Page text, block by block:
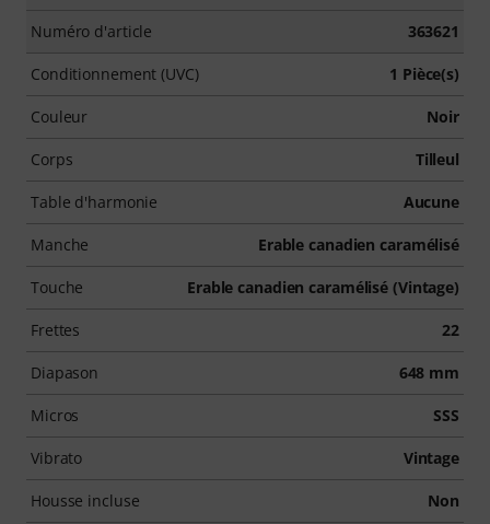
Numéro d'article 363621
Conditionnement (UVC) 1 Pièce(s)
Couleur Noir
Corps Tilleul
Table d'harmonie Aucune
Manche Erable canadien caramélisé
Touche Erable canadien caramélisé (Vintage)
Frettes 22
Diapason 648 mm
Micros SSS
Vibrato Vintage
Housse incluse Non